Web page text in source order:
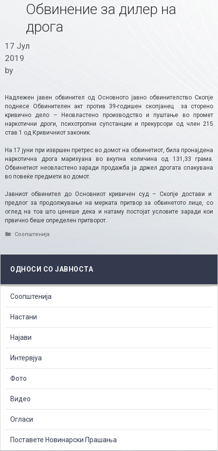
Обвинение за дилер на
дрога
17 Јул
2019
by
Надлежен јавен обвинител од Основното јавно обвинителство Скопје
поднесе Обвинителен акт против 39-годишен скопјанец за сторено
кривично дело – Неовластено производство и пуштање во промет
наркотични дроги, психотропни супстанции и прекурсори од член 215
став 1 од Кривичниот законик.
На 17 јуни при извршен претрес во домот на обвинетиот, била пронајдена
наркотична дрога марихуана во вкупна количина од 131,33 грама.
Обвинетиот неовластено заради продажба ја држел дрогата спакувана
во повеќе предмети во домот.
Јавниот обвинител до Основниот кривичен суд – Скопје достави и
предлог за продолжување на мерката притвор за обвинетото лице, со
оглед на тоа што ценеше дека и натаму постојат условите заради кои
првично беше определен притворот.
Categories
Соопштенија
ОДНОСИ СО ЈАВНОСТА
Соопштенија
Настани
Најави
Интервјуа
Фото
Видео
Огласи
Поставете Новинарски Прашања